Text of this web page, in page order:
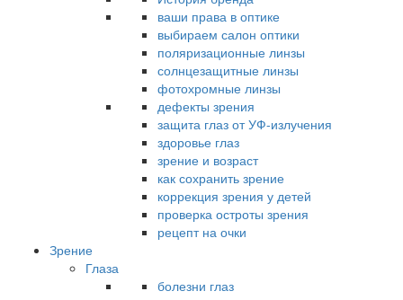
ваши права в оптике
выбираем салон оптики
поляризационные линзы
солнцезащитные линзы
фотохромные линзы
дефекты зрения
защита глаз от УФ-излучения
здоровье глаз
зрение и возраст
как сохранить зрение
коррекция зрения у детей
проверка остроты зрения
рецепт на очки
Зрение
Глаза
болезни глаз